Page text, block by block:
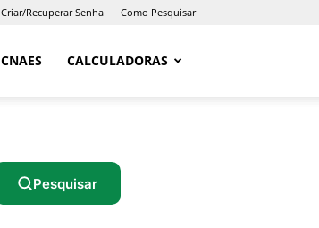
Criar/Recuperar Senha Como Pesquisar
CNAES CALCULADORAS
Pesquisar